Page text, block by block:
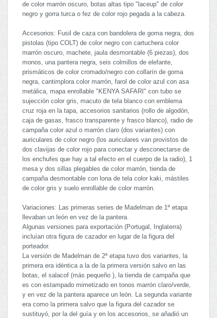
de color marrón oscuro, botas altas tipo "laceup" de color
negro y gorra turca o fez de color rojo pegada a la cabeza.
Accesorios: Fusil de caza con bandolera de goma negra, dos
pistolas (tipo COLT) de color negro con cartuchera color
marrón oscuro, machete, jaula desmontable (6 piezas), dos
monos, una pantera negra, seis colmillos de elefante,
prismáticos de color cromado/negro con collarín de goma
negra, cantimplora color marrón, farol de color azul con asa
metálica, mapa enrollable "KENYA SAFARI" con tubo se
sujección color gris, macuto de tela blanco con emblema
cruz roja en la tapa, accesorios sanitarios (rollo de algodón,
caja de gasas, frasco transparente y frasco blanco), radio de
campaña color azul o marrón claro (dos variantes) con
auriculares de color negro (los auriculares van provistos de
dos clavijas de color rojo para conectar y desconectarse de
los enchufes que hay a tal efecto en el cuerpo de la radio), 1
mesa y dos sillas plegables de color marrón, tienda de
campaña desmontable con lona de tela color kaki, mástiles
de color gris y suelo enrollable de color marrón.
Variaciones: Las primeras series de Madelman de 1ª etapa
llevaban un león en vez de la pantera.
Algunas versiones para exportación (Portugal, Inglaterra)
incluían otra figura de cazador en lugar de la figura del
porteador.
La versión de Madelman de 2ª etapa tuvo dos variantes, la
primera era idéntica a la de la primera versión salvo en las
botas, el salacof (más pequeño ), la tienda de campaña que
es con estampado mimetizado en tonos marrón claro/verde,
y en vez de la pantera aparece un león. La segunda variante
era como la primera salvo que la figura del cazador se
sustituyó, por la del guía y en los accesorios, se añadió un